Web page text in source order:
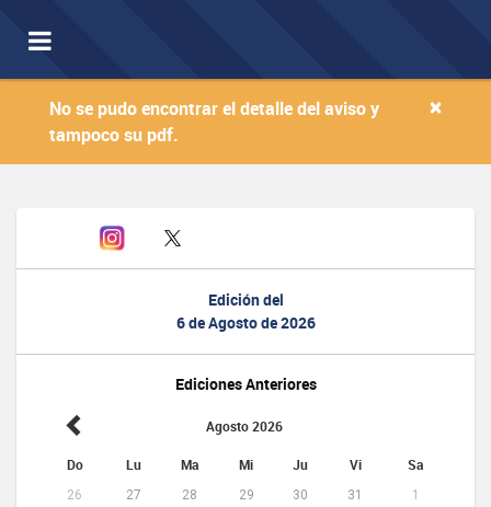
Toggle
navigation
×
No se pudo encontrar el detalle del aviso y
tampoco su pdf.
Edición del
6 de Agosto de 2026
Ediciones Anteriores
Agosto 2026
Do Lu Ma Mi Ju Vi Sa
26 27 28 29 30 31
1